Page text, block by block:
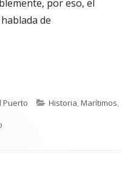
por eso, el
de
Poullet Brea. Se descubre
Puerto Categorías
Historia,Marítimos,